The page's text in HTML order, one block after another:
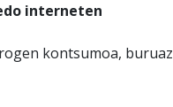
interneten
kontsumoa, buruaz